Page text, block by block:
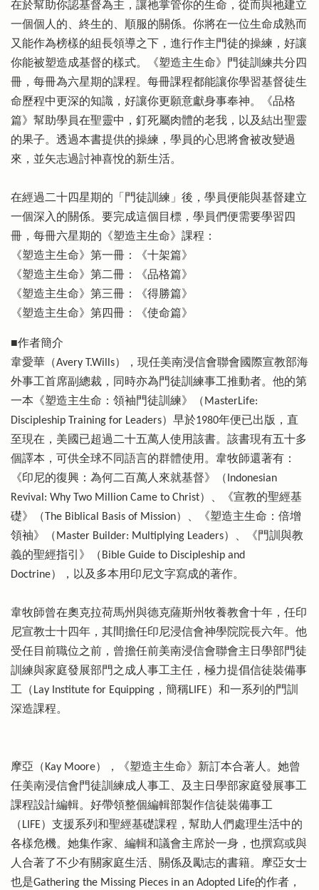
在於幫助你認基督為主，讓祂掌管你的生命，從而與祂建立
一個個人的、終生的、順服的關係。你將在一位生命成熟而
又能作為榜樣的組長領導之下，進行作主門徒的操練，好讓
你能被塑造成基督的樣式。《塑造主生命》門徒訓練共分四
冊，每冊為六星期的課程。每冊課程都能讓你學習基督徒生
命歷程中更深的知識，好讓你更願意獻身事奉神。《品格
篇》幫助學員在聖靈中，釘死屬肉體的老我，以及結出聖靈
的果子。透過本書提供的操練，學員的心思將會被改變過
來，並矢志過討神喜悅的新生活。
在經過二十四星期的「門徒訓練」後，學員便能與基督建立
一個深入的關係。要完成這個目標，學員們便需要學習四
冊，每冊六星期的《塑造主生命》課程：
《塑造主生命》第一冊：《十架篇》
《塑造主生命》第二冊：《品格篇》
《塑造主生命》第三冊：《得勝篇》
《塑造主生命》第四冊：《使命篇》
■作者簡介
韋愛華（Avery T.Wills），現任美南浸信會聯會國際宣教部海
外事工首席副總裁，同時亦為門徒訓練事工推動者。他的第
一本《塑造主生命：領袖門徒訓練》（MasterLife:
Discipleship Training for Leaders）早於1980年便已出版，直
至現在，美國已超過二十五萬人使用該書。該書現有五十多
個譯本，可供全球不同語言的群體使用。韋牧師還著有：
《印尼的復興：為何二百萬人來就基督》（Indonesian
Revival: Why Two Million Came to Christ）、《宣教的聖經基
礎》（The Biblical Basis of Mission）、《塑造主生命：倍增
領袖》（Master Builder: Multiplying Leaders）、《門訓與教
義的聖經指引》（Bible Guide to Discipleship and
Doctrine），以及多本用印尼文字寫成的著作。
韋牧師曾在奧克拉荷馬州與德克薩斯州牧養教會十年，任印
尼宣教士十四年，其間擔任印尼浸信會神學院院長六年。他
受任目前職位之前，曾擔任前美南浸信會聯會主日學部門徒
訓練與家庭發展部門之成人事工主任，極力提倡信徒裝備事
工（Lay Institute for Equipping，簡稱LIFE）和一系列的門訓
深造課程。
摩亞（Kay Moore），《塑造主生命》新訂本合著人。她曾
任美南浸信會門徒訓練成人事工、及主日學部家庭發展事工
課程設計編輯。好帶領整個編輯部製作信徒裝備事工
（LIFE）支援系列和聖經基礎課程，幫助人們處理生活中的
各樣危機。她集作家、編輯和議會主席於一身，也撰寫或與
人合著了不少有關家庭生活、關係及勵志的書籍。摩亞女士
也是Gathering the Missing Pieces in an Adopted Life的作者，